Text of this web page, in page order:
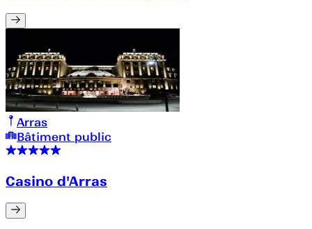
Arras
Bâtiment public
Casino d'Arras